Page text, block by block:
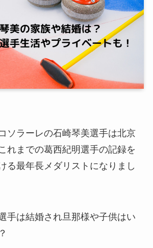
ソラーレの石崎琴美選手は北京
れまでの葛西紀明選手の記録を
る最年長メダリストになりまし
手は結婚され旦那様や子供はい